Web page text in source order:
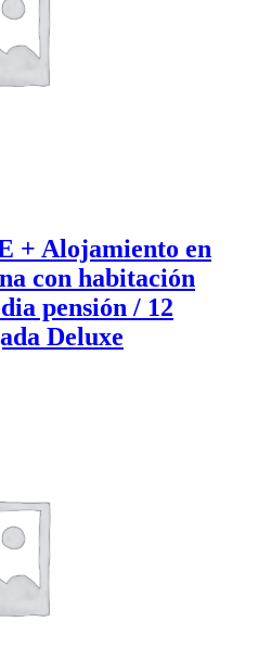
+ Alojamiento en
con habitación
pensión / 12
Deluxe